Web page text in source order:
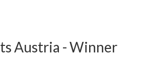
Austria - Winner